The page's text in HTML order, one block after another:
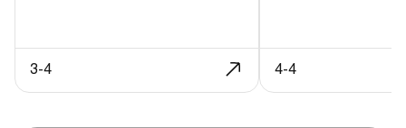
3-4 4-4